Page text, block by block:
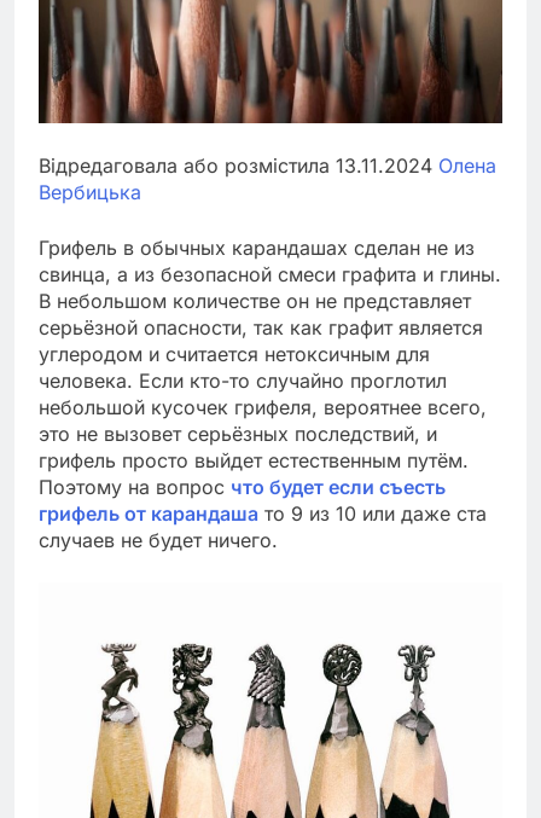
Відредаговала або розмістила 13.11.2024 Олена
Вербицька
Грифель в обычных карандашах сделан не из
свинца, а из безопасной смеси графита и глины.
В небольшом количестве он не представляет
серьёзной опасности, так как графит является
углеродом и считается нетоксичным для
человека. Если кто-то случайно проглотил
небольшой кусочек грифеля, вероятнее всего,
это не вызовет серьёзных последствий, и
грифель просто выйдет естественным путём.
Поэтому на вопрос что будет если съесть
грифель от карандаша то 9 из 10 или даже ста
случаев не будет ничего.